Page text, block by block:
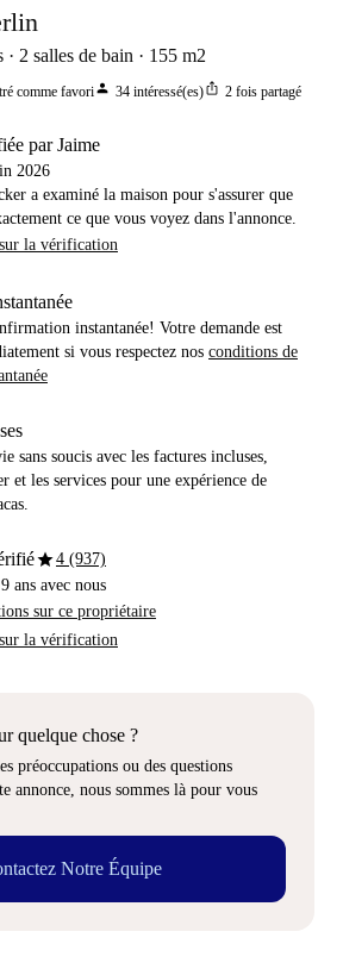
2 salles de bain 155 m2
comme favoriperson 34 intéressé(es)ios_share 2 fois partagé
par Jaime
2026
a examiné la maison pour s'assurer que
ce que vous voyez dans l'annonce.
la vérification
instantanée! Votre demande est
si vous respectez nos conditions de
sans soucis avec les factures incluses,
et les services pour une expérience de
star4 (937)
9 ans avec nous
sur ce propriétaire
la vérification
quelque chose ?
préoccupations ou des questions
annonce, nous sommes là pour vous
Notre Équipe